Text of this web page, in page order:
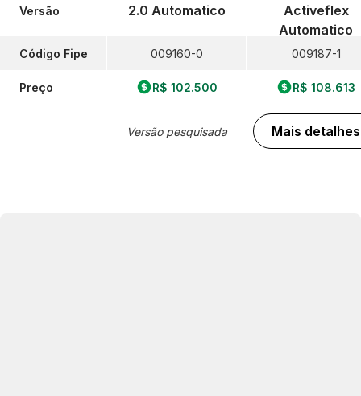
Versão
Código Fipe
Preço
2.0 Automatico
009160-0
R$ 102.500
Versão pesquisada
Activeflex
Automatico
009187-1
R$ 108.613
Mais detalhes